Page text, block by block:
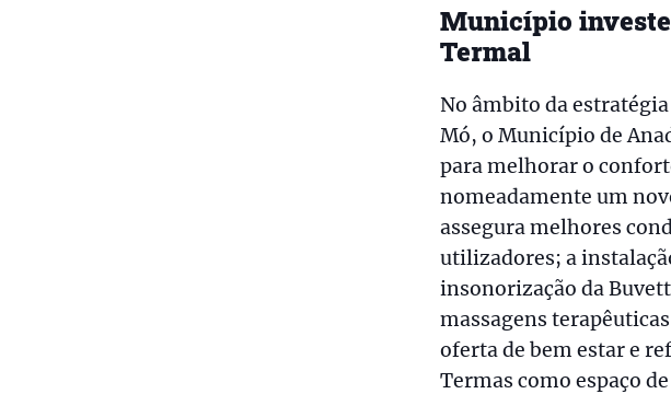
Município
Termal
No âmbito da
Mó, o Município de
para melhorar o
nomeadamente um
assegura melhores
utilizadores; a
insonorização da
massagens
oferta de bem estar e
Termas como espaço